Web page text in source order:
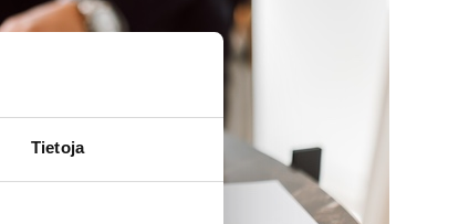
Tietoja